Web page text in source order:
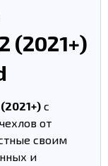
(2021+)
с
от
своим
и